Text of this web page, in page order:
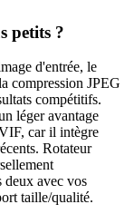
petits ?
d'entrée, le
compression JPEG
compétitifs.
léger avantage
car il intègre
Rotateur
deux avec vos
taille/qualité.